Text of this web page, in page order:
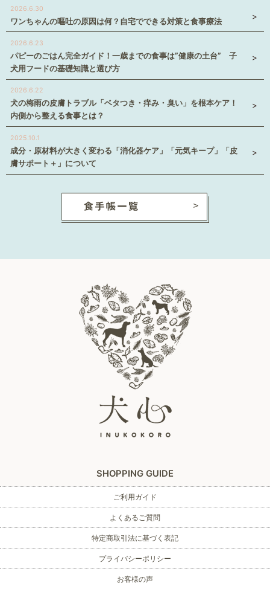
2026.6.30
ワンちゃんの嘔吐の原因は何？自宅でできる対策と食事療法
2026.6.23
パピーのごはん完全ガイド！一歳までの食事は”健康の土台” 子
犬用フードの基礎知識と選び方
2026.6.22
犬の梅雨の皮膚トラブル「ベタつき・痒み・臭い」を根本ケア！
内側から整える食事とは？
2025.10.1
成分・原材料が大きく変わる「消化器ケア」「元気キープ」「皮
膚サポート＋」について
SHOPPING GUIDE
ご利用ガイド
よくあるご質問
特定商取引法に基づく表記
プライバシーポリシー
お客様の声